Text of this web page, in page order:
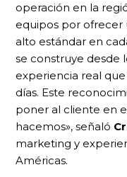
operación en la
equipos por ofrecer
alto estándar en
se construye desde
experiencia real
días. Este
poner al cliente en
hacemos», señaló
marketing y
Américas.